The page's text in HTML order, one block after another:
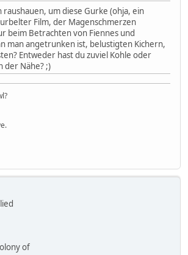
raushauen, um diese Gurke (ohja, ein
Film, der Magenschmerzen
beim Betrachten von Fiennes und
man angetrunken ist, belustigten Kichern,
Entweder hast du zuviel Kohle oder
der Nähe? ;)
of